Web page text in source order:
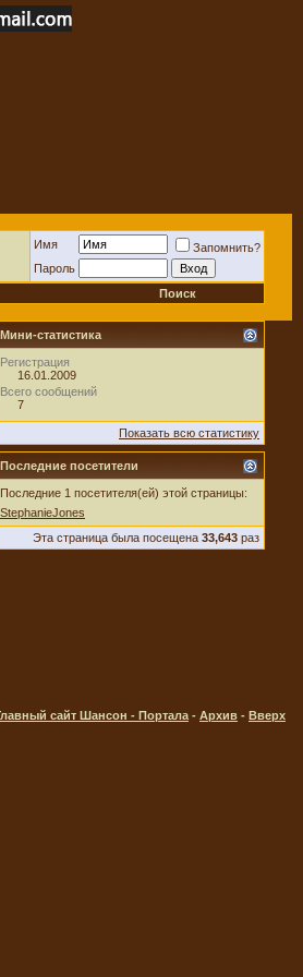
Имя
Запомнить?
Пароль
Поиск
Мини-статистика
Регистрация
16.01.2009
Всего сообщений
7
Показать всю статистику
Последние посетители
Последние 1 посетителя(ей) этой страницы:
StephanieJones
Эта страница была посещена 33,643 раз
сайт Шансон - Портала - Архив - Вверх